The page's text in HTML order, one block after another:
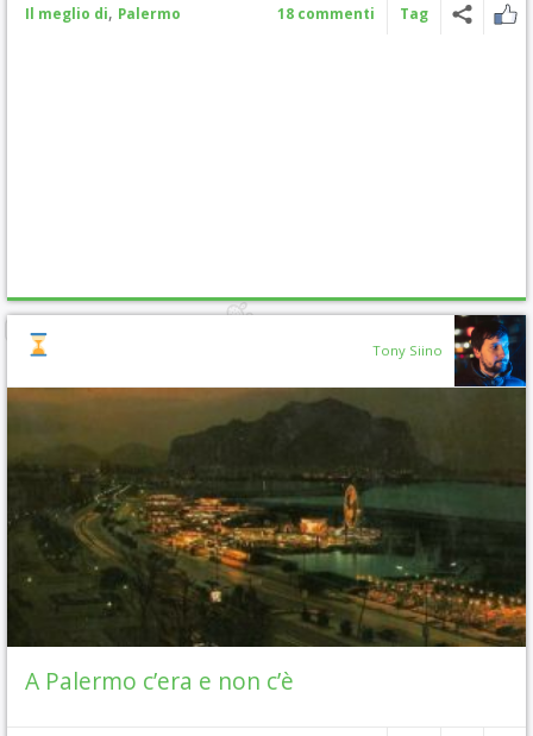
Il meglio di, Palermo 18 commenti Tag
Tony Siino
A Palermo c’era e non c’è